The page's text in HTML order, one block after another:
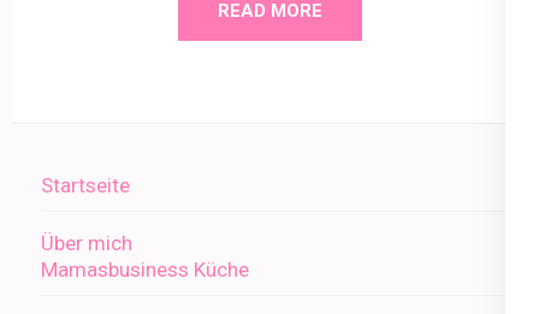
READ MORE
Startseite
Über mich
Mamasbusiness Küche